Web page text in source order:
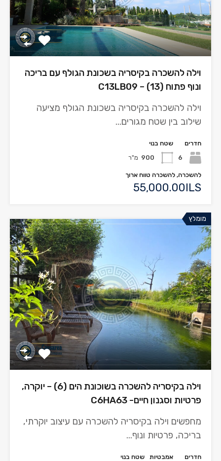
וילה להשכרה בקיסריה בשכונת הגולף עם בריכה
ונוף פתוח (13) – C13LB09
וילה להשכרה בקיסריה בשכונת הגולף מציעה
שילוב בין שטח מגורים…
חדרים
6
שטח בנוי
900 מ"ר
להשכרה, להשכרה טווח ארוך
55,000.00ILS
מומלץ
וילה בקיסריה להשכרה בשוכונת הים (6) – יוקרה,
פרטיות וסגנון חיים- C6HA63
מחפשים וילה בקיסריה להשכרה עם עיצוב יוקרתי,
בריכה, פרטיות ונוף…
חדרים
אמבטיות
שטח בנוי